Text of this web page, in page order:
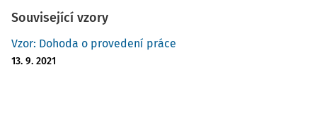
Související vzory
Vzor: Dohoda o provedení práce
13. 9. 2021